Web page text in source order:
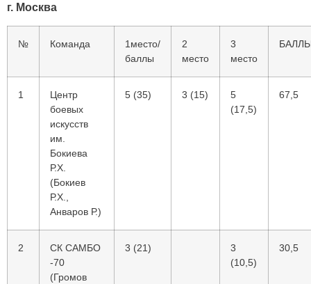
г. Москва
№ Команда
1место/
баллы
2
место
3
место
1
Центр
боевых
искусств
им.
Бокиева
Р.Х.
(Бокиев
Р.Х.,
Анваров Р.)
5 (35) 3 (15)
5
(17,5)
67,5
2
СК САМБО
-70
(Громов
3 (21)
3
(10,5)
30,5